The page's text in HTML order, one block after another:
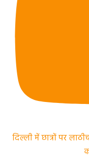
दिल्ली में छात्रों पर